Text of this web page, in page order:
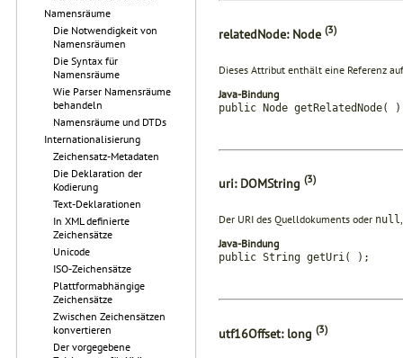
Namensräume
Die Notwendigkeit von
Namensräumen
Die Syntax für
Namensräume
Wie Parser Namensräume
behandeln
Namensräume und DTDs
Internationalisierung
Zeichensatz-Metadaten
Die Deklaration der
Kodierung
Text-Deklarationen
In XML definierte
Zeichensätze
Unicode
ISO-Zeichensätze
Plattformabhängige
Zeichensätze
Zwischen Zeichensätzen
konvertieren
Der vorgegebene
relatedNode: Node (3)
Dieses Attribut enthält eine Referenz
Java-Bindung
public Node getRelatedNode( )
uri: DOMString (3)
Der URI des Quelldokuments oder null
Java-Bindung
public String getUri( );
utf16Offset: long (3)